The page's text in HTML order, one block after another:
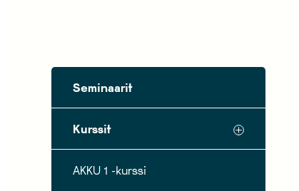
Seminaarit
Kurssit
AKKU 1 -kurssi